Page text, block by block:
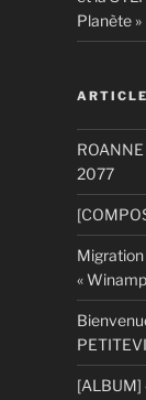
Planète »
2077
Migration
«
[ALBUM]